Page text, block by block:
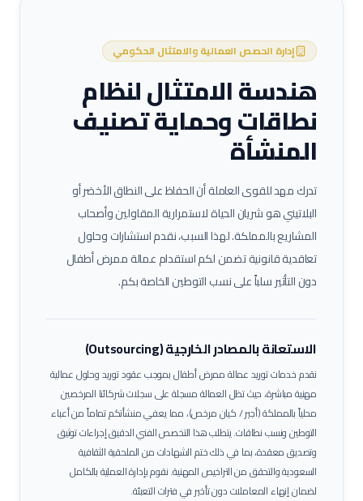
إدارة الحصص العمالية والامتثال الحكومي
هندسة الامتثال لنظام
نطاقات وحماية تصنيف
المنشأة
تدرك مهد للقوى العاملة أن الحفاظ على النطاق الأخضر أو
البلاتيني هو شريان الحياة لاستمرارية المقاولين وأصحاب
المشاريع بالمملكة. لهذا السبب، نقدم استشارات وحلول
تعاقدية قانونية تضمن لكم استقدام عمالةممرض أطفال
دون التأثير سلباً على نسب التوطين الخاصة بكم.
الاستعانة بالمصادر الخارجية (Outsourcing)
نقدم خدمات توريد عمالةممرض أطفالبموجب عقود توريد وحلول عمالية
مهنية مباشرة، حيث تظل العمالة مسجلة على سجلات شركائنا المرخصين
محلياً بالمملكة (أجير / كيان مرخص)، مما يعفي منشأتكم تماماً من أعباء
التوطين ونسب نطاقات.يتطلب هذا التخصص الفني الدقيق إجراءات توثيق
وتصديق معقدة، بما في ذلك ختم الشهادات من الملحقية الثقافية
السعودية والتحقق من التراخيص المهنية. نقوم بإدارة العملية بالكامل
لضمان إنهاء المعاملات دون تأخير في فترات التعبئة.